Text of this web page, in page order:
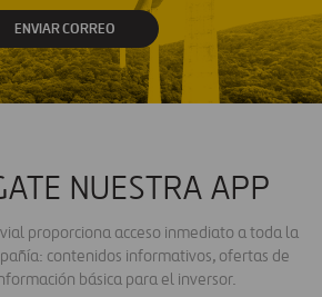
ENVIAR CORREO
NUESTRA APP
proporciona acceso inmediato a toda la
contenidos informativos, ofertas de
básica para el inversor.